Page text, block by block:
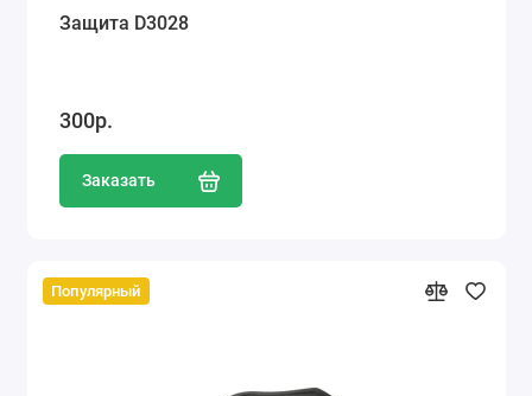
Защита D3028
300р.
Заказать
Популярный